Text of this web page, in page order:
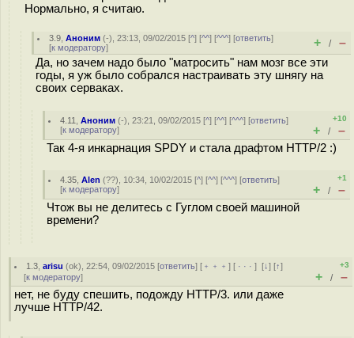
Нормально, я считаю.
3.9 ,Аноним (-), 23:13, 09/02/2015 [^] [^^] [^^^] [ответить]
[к модератору] + / –
Да, но зачем надо было "матросить" нам мозг все эти
годы, я уж было собрался настраивать эту шнягу на
своих серваках.
4.11 ,Аноним (-), 23:21, 09/02/2015 [^] [^^] [^^^] [ответить]
[к модератору]
+10
+ / –
Так 4-я инкарнация SPDY и стала драфтом HTTP/2 :)
4.35 ,Alen (??), 10:34, 10/02/2015 [^] [^^] [^^^] [ответить]
[к модератору]
+1
+ / –
Чтож вы не делитесь с Гуглом своей машиной
времени?
1.3 ,arisu (ok), 22:54, 09/02/2015 [ответить] [ ﹢﹢﹢] [ · · ·][↓] [↑]
[к модератору]
+3
+ / –
нет, не буду спешить, подожду HTTP/3. или даже
лучше HTTP/42.